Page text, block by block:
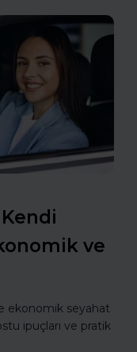
ve
ekonomik seyahat
ipuçları ve pratik